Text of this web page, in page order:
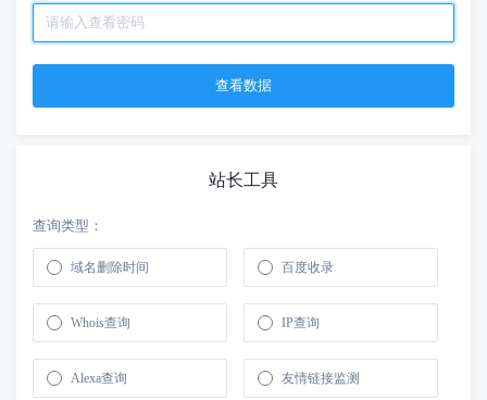
站长工具
查询类型：
域名删除时间 百度收录
Whois查询 IP查询
Alexa查询 友情链接监测